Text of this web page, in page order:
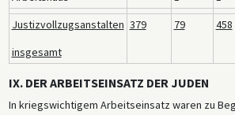
Justizvollzugsanstalten
insgesamt
379 79 458
IX. DER ARBEITSEINSATZ DER JUDEN
In kriegswichtigem Arbeitseinsatz waren zu